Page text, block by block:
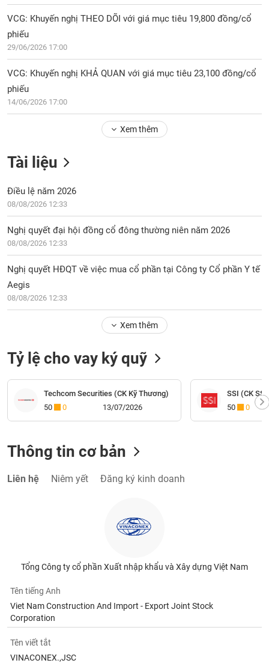
VCG: Khuyến nghị THEO DÕI với giá mục tiêu 19,800 đồng/cổ
phiếu
29/06/2026 17:00
VCG: Khuyến nghị KHẢ QUAN với giá mục tiêu 23,100 đồng/cổ
phiếu
14/06/2026 17:00
Xem thêm
Tài liệu
Điều lệ năm 2026
08/08/2026 12:33
Nghị quyết đại hội đồng cổ đông thường niên năm 2026
08/08/2026 12:33
Nghị quyết HĐQT về việc mua cổ phần tại Công ty Cổ phần Y tế
Aegis
08/08/2026 12:33
Xem thêm
Tỷ lệ cho vay ký quỹ
Techcom Securities (CK Kỹ Thương)
50
0 13/07/2026
SSI (CK
50
0
Thông tin cơ bản
Liên hệ Niêm yết Đăng ký kinh doanh
Tổng Công ty cổ phần Xuất nhập khẩu và Xây dựng Việt Nam
Tên tiếng Anh
Viet Nam Construction And Import - Export Joint Stock
Corporation
Tên viết tắt
VINACONEX.,JSC